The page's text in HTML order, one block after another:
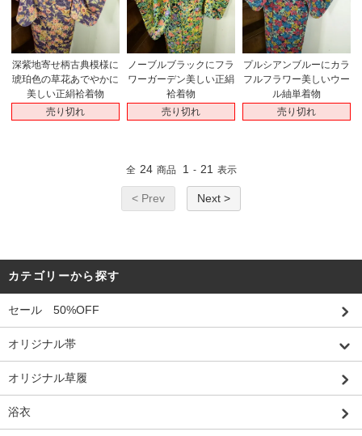
深紫地寄せ柄古典模様に
琥珀色の草花あでやかに
美しい正絹袷着物
売り切れ
ノーブルブラックにフラ
ワーガーデン美しい正絹
袷着物
売り切れ
プルシアンブルーにカラ
フルフラワー美しいウー
ル紬単着物
売り切れ
全 24 商品 1 - 21 表示
< Prev Next >
カテゴリーから探す
セール 50%OFF
オリジナル帯
オリジナル草履
浴衣